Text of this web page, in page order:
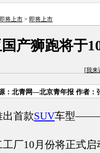
即将上市 > 即将上市
产狮跑将于
[我来
：北青网—北京青年报 作者：
出首款SUV车型
工厂10月份将正式启